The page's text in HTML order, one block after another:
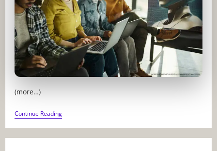
(more…)
Continue ReadingL’IMPACT
DE
L’INTELLIGENCE
ARTIFICIELLE